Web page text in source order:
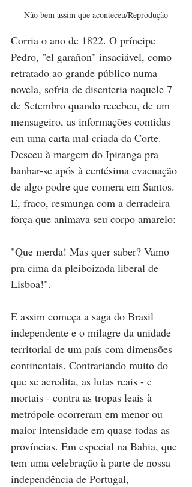
Não bem assim que aconteceu/Reprodução
Corria o ano de 1822. O príncipe
Pedro, "el garañon" insaciável, como
retratado ao grande público numa
novela, sofria de disenteria naquele 7
de Setembro quando recebeu, de um
mensageiro, as informações contidas
em uma carta mal criada da Corte.
Desceu à margem do Ipiranga pra
banhar-se após à centésima evacuação
de algo podre que comera em Santos.
E, fraco, resmunga com a derradeira
força que animava seu corpo amarelo:
"Que merda! Mas quer saber? Vamo
pra cima da pleiboizada liberal de
Lisboa!".
E assim começa a saga do Brasil
independente e o milagre da unidade
territorial de um país com dimensões
continentais. Contrariando muito do
que se acredita, as lutas reais - e
mortais - contra as tropas leais à
metrópole ocorreram em menor ou
maior intensidade em quase todas as
províncias. Em especial na Bahia, que
tem uma celebração à parte de nossa
independência de Portugal,